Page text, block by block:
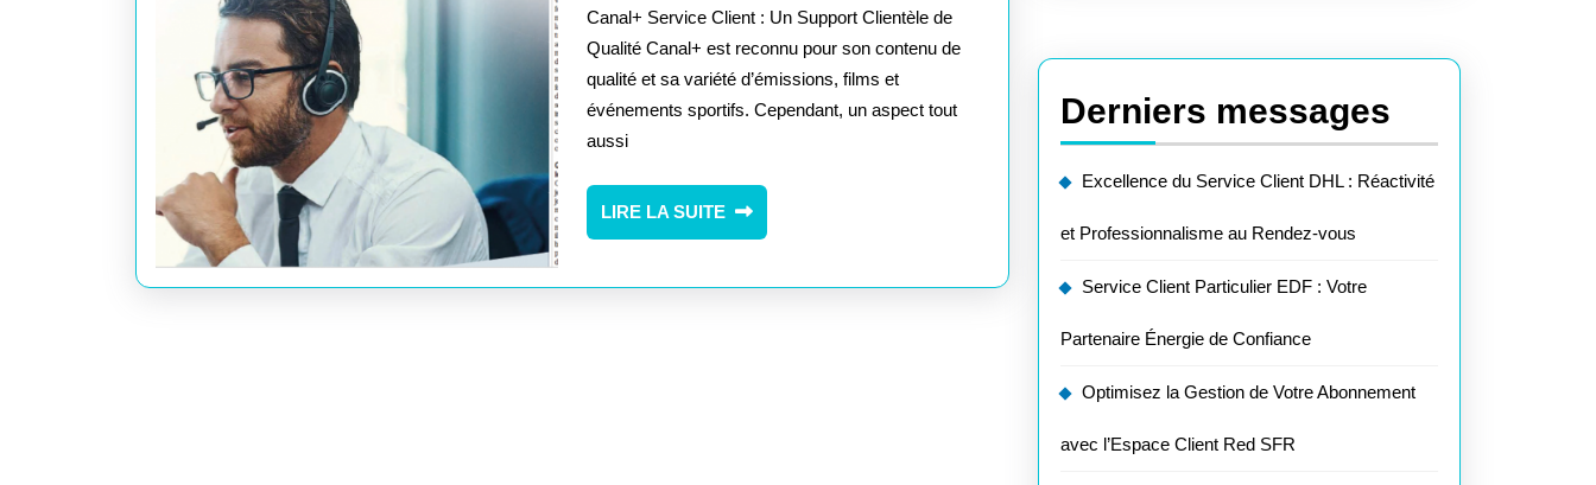
Votre
Partenaire
Confiance
Assistance
Qualité
Canal+ Service Client : Un Support Clientèle de
Qualité Canal+ est reconnu pour son contenu de
qualité et sa variété d’émissions, films et
événements sportifs. Cependant, un aspect tout
aussi
LIRE LA SUITE
LIRE
LA
Derniers messages
Excellence du Service Client DHL : Réactivité
et Professionnalisme au Rendez-vous
Service Client Particulier EDF : Votre
Partenaire Énergie de Confiance
Optimisez la Gestion de Votre Abonnement
avec l’Espace Client Red SFR